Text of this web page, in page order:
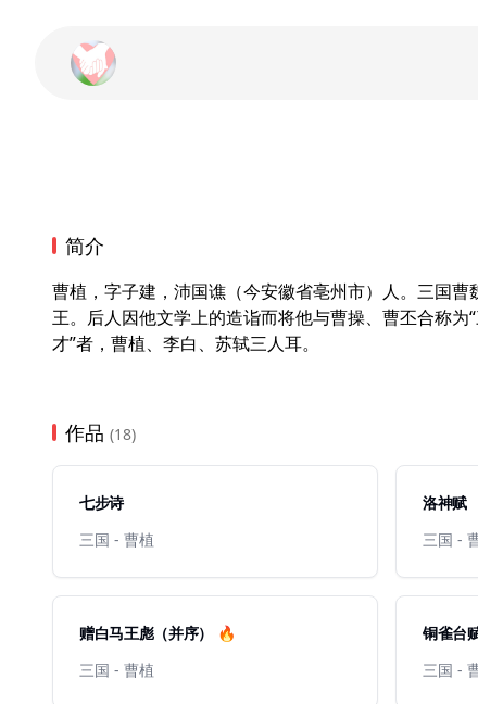
简介
曹植，字子建，沛国谯（今安徽省亳州市）人。三国
王。后人因他文学上的造诣而将他与曹操、曹丕合称
才”者，曹植、李白、苏轼三人耳。
作品 (18)
七步诗
三国 - 曹植
洛神赋
三国 -
赠白马王彪（并序） 🔥
三国 - 曹植
铜雀台
三国 -